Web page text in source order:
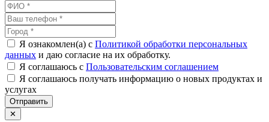
Я ознакомлен(а) с Политикой обработки персональных
данных и даю согласие на их обработку.
Я соглашаюсь c Пользовательским соглашением
Я соглашаюсь получать информацию о новых продуктах и
услугах
Отправить
✕